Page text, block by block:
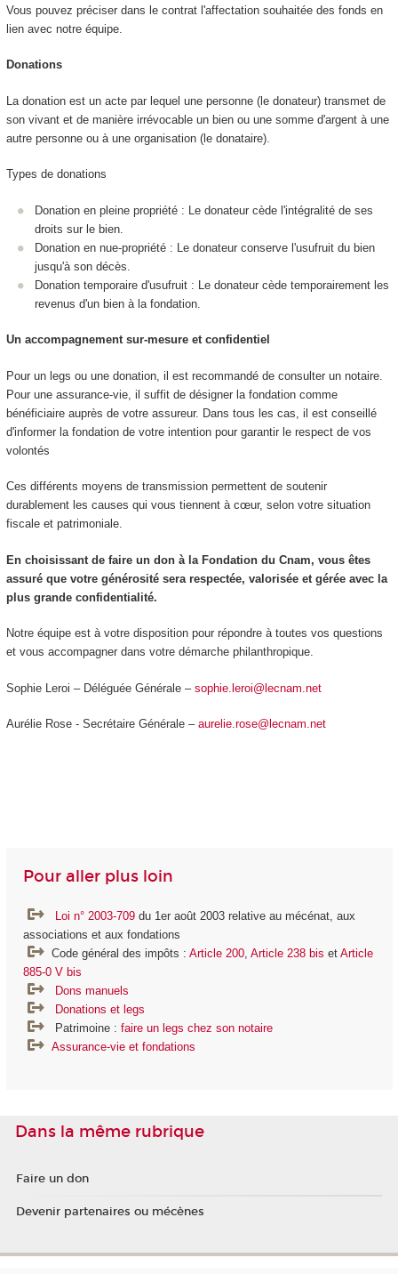
Vous pouvez préciser dans le contrat l'affectation souhaitée des fonds en
lien avec notre équipe.
Donations
La donation est un acte par lequel une personne (le donateur) transmet de
son vivant et de manière irrévocable un bien ou une somme d'argent à une
autre personne ou à une organisation (le donataire).
Types de donations
Donation en pleine propriété : Le donateur cède l'intégralité de ses
droits sur le bien.
Donation en nue-propriété : Le donateur conserve l'usufruit du bien
jusqu'à son décès.
Donation temporaire d'usufruit : Le donateur cède temporairement les
revenus d'un bien à la fondation.
Un accompagnement sur-mesure et confidentiel
Pour un legs ou une donation, il est recommandé de consulter un notaire.
Pour une assurance-vie, il suffit de désigner la fondation comme
bénéficiaire auprès de votre assureur. Dans tous les cas, il est conseillé
d'informer la fondation de votre intention pour garantir le respect de vos
volontés
Ces différents moyens de transmission permettent de soutenir
durablement les causes qui vous tiennent à cœur, selon votre situation
fiscale et patrimoniale.
En choisissant de faire un don à la Fondation du Cnam, vous êtes
assuré que votre générosité sera respectée, valorisée et gérée avec la
plus grande confidentialité.
Notre équipe est à votre disposition pour répondre à toutes vos questions
et vous accompagner dans votre démarche philanthropique.
Sophie Leroi – Déléguée Générale – sophie.leroi@lecnam.net
Aurélie Rose - Secrétaire Générale – aurelie.rose@lecnam.net
Pour aller plus loin
Loi n° 2003-709 du 1er août 2003 relative au mécénat, aux
associations et aux fondations
Code général des impôts : Article 200, Article 238 bis et Article
885-0 V bis
Dons manuels
Donations et legs
Patrimoine : faire un legs chez son notaire
Assurance-vie et fondations
Dans la même rubrique
Faire un don
Devenir partenaires ou mécènes